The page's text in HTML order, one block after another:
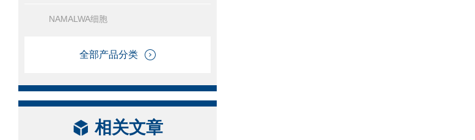
NAMALWA细胞
全部产品分类
相关文章